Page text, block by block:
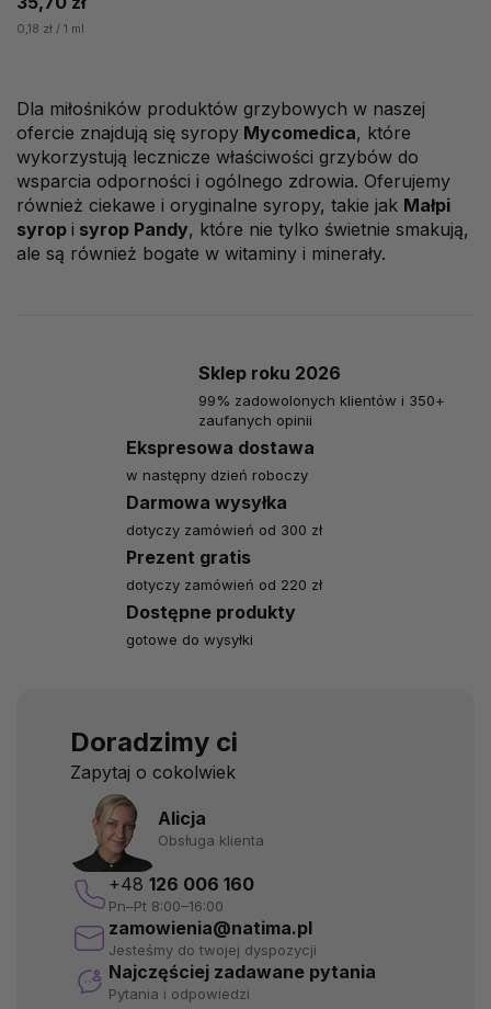
0,18 zł / 1 ml
Dla miłośników produktów grzybowych w naszej
ofercie znajdują się syropy Mycomedica, które
wykorzystują lecznicze właściwości grzybów do
wsparcia odporności i ogólnego zdrowia. Oferujemy
również ciekawe i oryginalne syropy, takie jak Małpi
syrop i syrop Pandy, które nie tylko świetnie smakują,
ale są również bogate w witaminy i minerały.
Ekspresowa dostawa
w następny dzień roboczy
Darmowa wysyłka
dotyczy zamówień od 300 zł
Prezent gratis
dotyczy zamówień od 220 zł
Dostępne produkty
gotowe do wysyłki
Sklep roku 2026
99% zadowolonych klientów i 350+
zaufanych opinii
Doradzimy ci
Zapytaj o cokolwiek
Alicja
Obsługa klienta
+48 126 006 160
Pn–Pt 8:00–16:00
zamowienia@natima.pl
Jesteśmy do twojej dyspozycji
Najczęściej zadawane pytania
Pytania i odpowiedzi